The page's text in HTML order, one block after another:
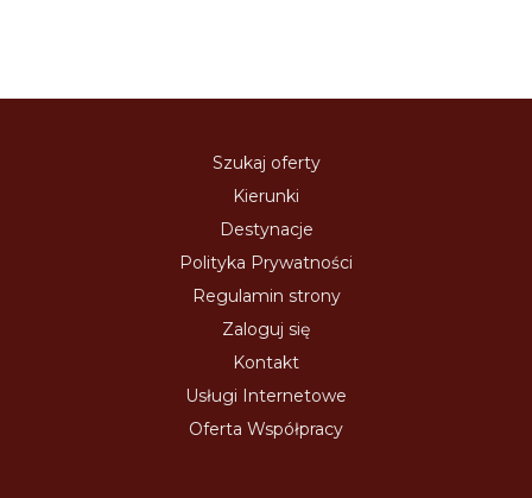
Szukaj oferty
Kierunki
Destynacje
Polityka Prywatności
Regulamin strony
Zaloguj się
Kontakt
Usługi Internetowe
Oferta Współpracy